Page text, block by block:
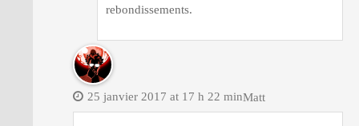
rebondissements.
Matt
25 janvier 2017 at 17 h 22 min